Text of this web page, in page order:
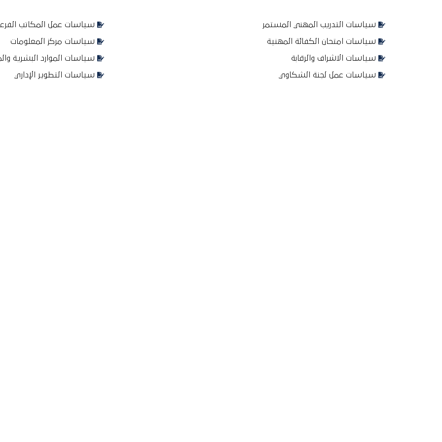
سياسات التدريب المهني المستمر
سياسات امتحان الكفائة المهنية
سياسات الاشراف والرقابة
سياسات عمل لجنة الشكاوي
سياسات عمل المكاتب
سياسات مركز المعلومات
سياسات الموارد البشرية
سياسات التطوير الإداري